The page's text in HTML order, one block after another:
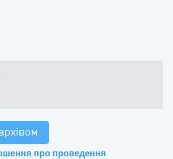
про проведення